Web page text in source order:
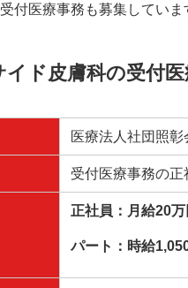
付医療事務も募集してい
イド皮膚科の受付
医療法人社団照
受付医療事務の
正社員：月給20
パート ：時給